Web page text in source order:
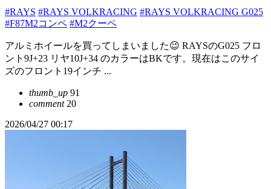
#RAYS #RAYS VOLKRACING #RAYS VOLKRACING G025
#F87M2コンペ #M2クーペ
アルミホイールを買ってしまいました😉 RAYSのG025 フロ
ント9J+23 リヤ10J+34 のカラーはBKです。現在はこのサイ
ズのフロント19インチ ...
thumb_up 91
comment20
2026/04/27 00:17